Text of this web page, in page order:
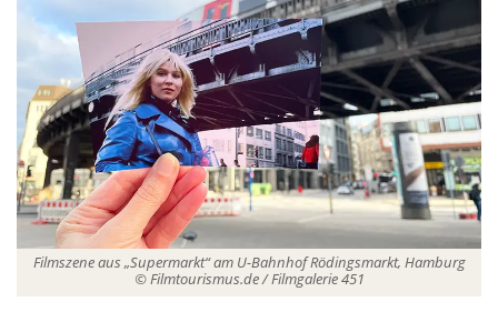
Filmszene aus „Supermarkt“ am U-Bahnhof Rödingsmarkt, Hamburg
© Filmtourismus.de / Filmgalerie 451